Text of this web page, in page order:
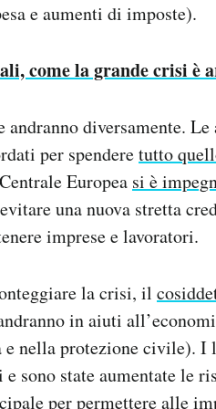
e aumenti di imposte).
come la grande crisi è
andranno diversamente.
per spenderetutto
Europea si è
una nuova stretta
imprese e lavoratori.
la crisi, il
in aiuti
e nella protezione civile).
sono state aumentate le
per permettere alle